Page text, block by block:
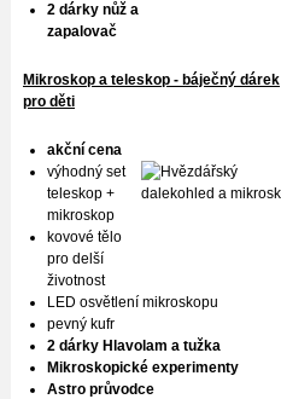
2 dárky nůž a
zapalovač
Mikroskop a teleskop - báječný dárek
pro děti
akční cena
výhodný set
teleskop +
mikroskop
kovové tělo
pro delší
životnost
LED osvětlení mikroskopu
pevný kufr
2 dárky Hlavolam a tužka
Mikroskopické experimenty
Astro průvodce